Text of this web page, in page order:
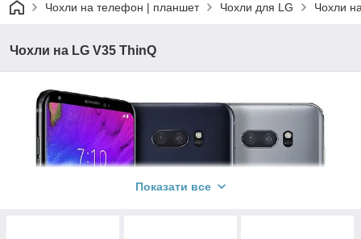
Чохли на телефон | планшет Чохли для LG Чохли
Чохли на LG V35 ThinQ
Показати все